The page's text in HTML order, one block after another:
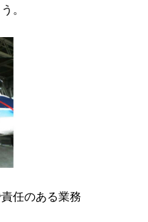
。
任のある業務